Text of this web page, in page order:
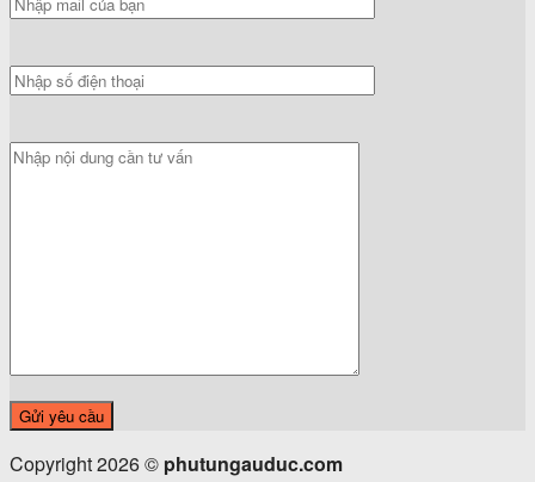
Copyright 2026 © phutungauduc.com